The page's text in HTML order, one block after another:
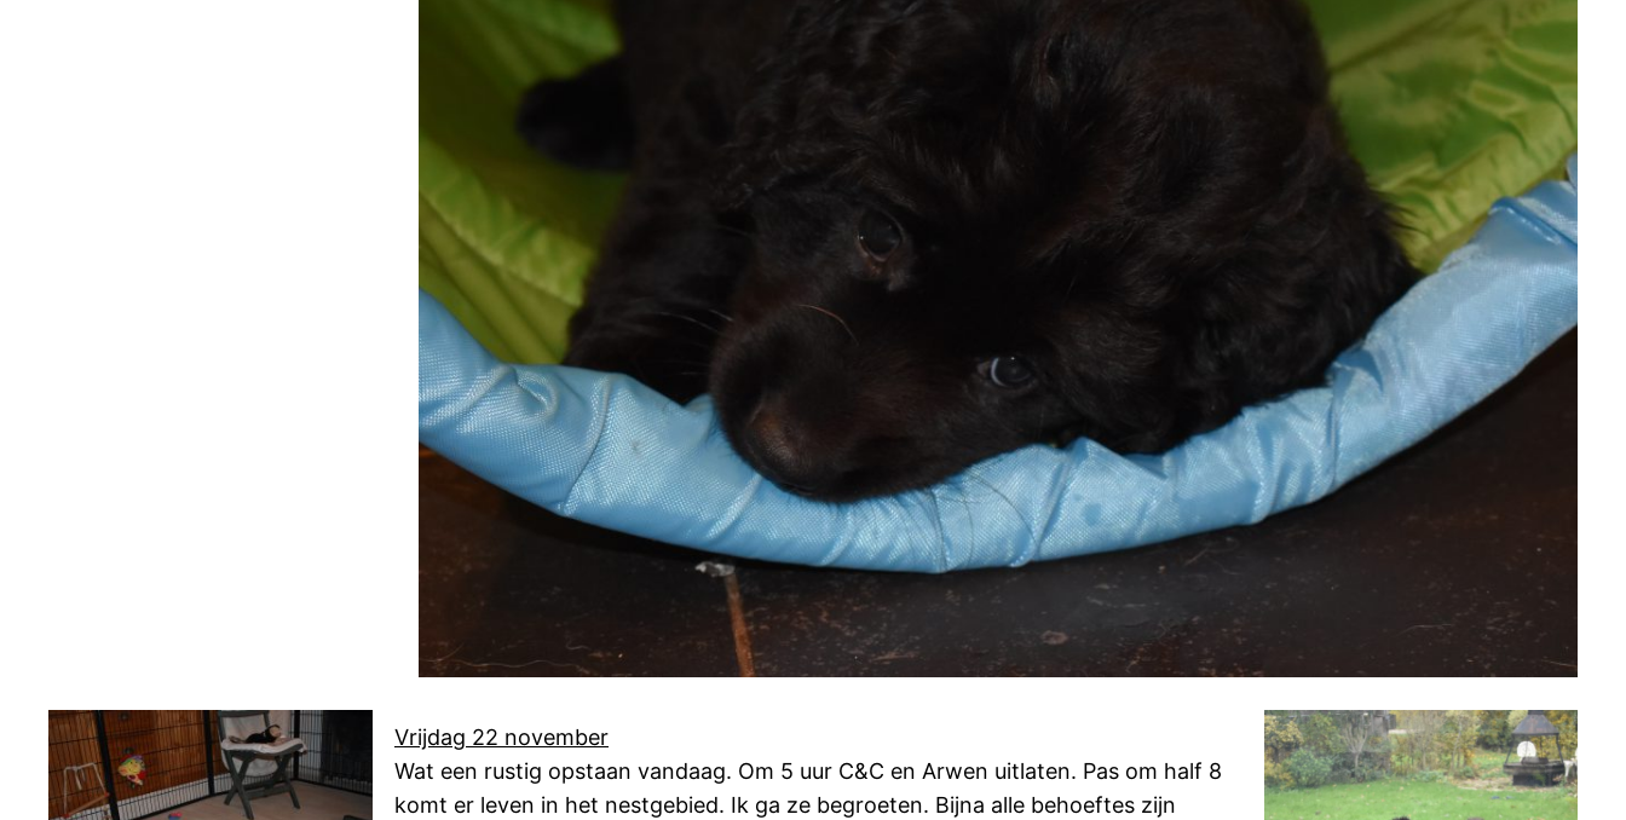
Vrijdag 22 november
Wat een rustig opstaan vandaag. Om 5 uur C&C en Arwen uitlaten. Pas om half 8
komt er leven in het nestgebied. Ik ga ze begroeten. Bijna alle behoeftes zijn